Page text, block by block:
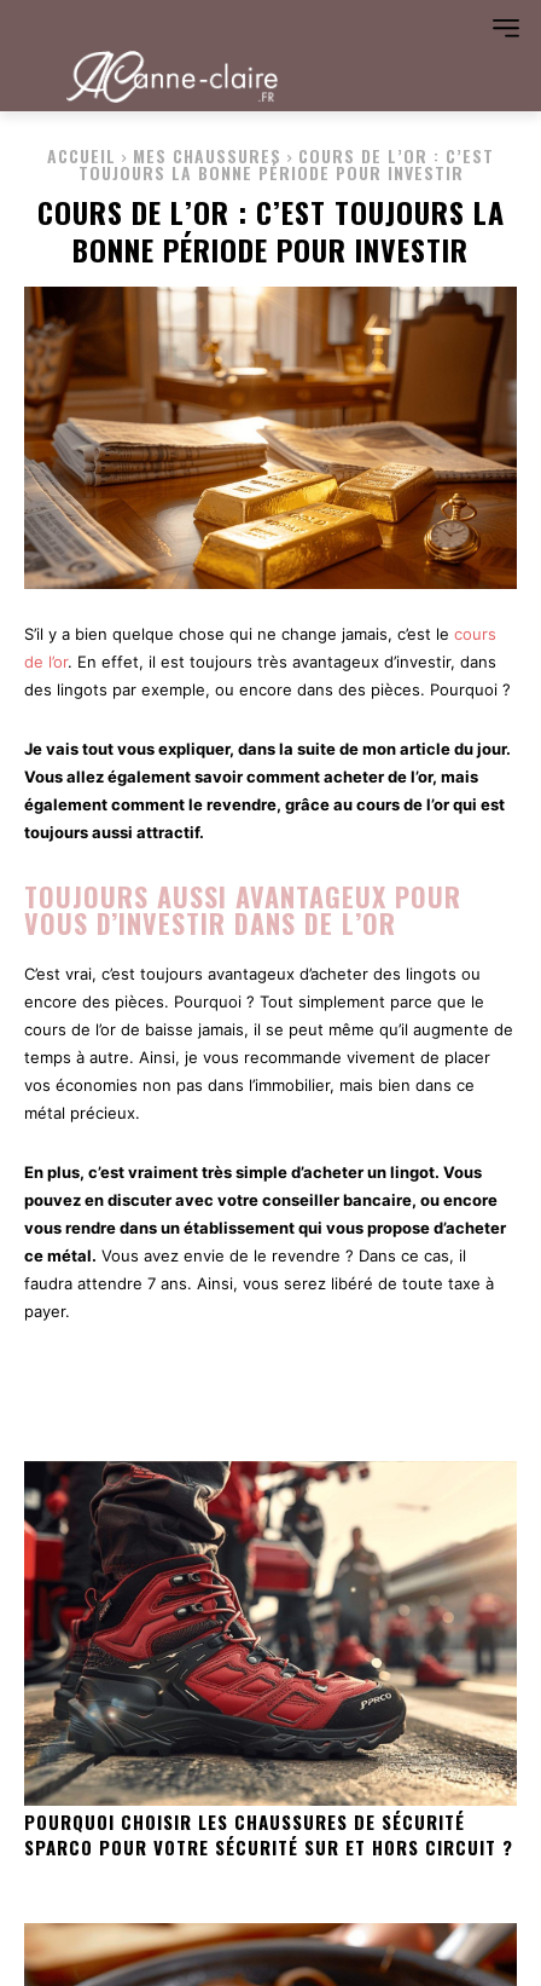
ACCUEIL MES CHAUSSURES COURS DE L’OR : C’EST
TOUJOURS LA BONNE PÉRIODE POUR INVESTIR
COURS DE L’OR : C’EST TOUJOURS LA
BONNE PÉRIODE POUR INVESTIR
S’il y a bien quelque chose qui ne change jamais, c’est le cours
de l’or. En effet, il est toujours très avantageux d’investir, dans
des lingots par exemple, ou encore dans des pièces. Pourquoi ?
Je vais tout vous expliquer, dans la suite de mon article du jour.
Vous allez également savoir comment acheter de l’or, mais
également comment le revendre, grâce au cours de l’or qui est
toujours aussi attractif.
TOUJOURS AUSSI AVANTAGEUX POUR
VOUS D’INVESTIR DANS DE L’OR
C’est vrai, c’est toujours avantageux d’acheter des lingots ou
encore des pièces. Pourquoi ? Tout simplement parce que le
cours de l’or de baisse jamais, il se peut même qu’il augmente de
temps à autre. Ainsi, je vous recommande vivement de placer
vos économies non pas dans l’immobilier, mais bien dans ce
métal précieux.
En plus, c’est vraiment très simple d’acheter un lingot. Vous
pouvez en discuter avec votre conseiller bancaire, ou encore
vous rendre dans un établissement qui vous propose d’acheter
ce métal. Vous avez envie de le revendre ? Dans ce cas, il
faudra attendre 7 ans. Ainsi, vous serez libéré de toute taxe à
payer.
POURQUOI CHOISIR LES CHAUSSURES DE SÉCURITÉ
SPARCO POUR VOTRE SÉCURITÉ SUR ET HORS CIRCUIT ?